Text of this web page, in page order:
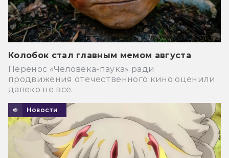
Колобок стал главным мемом августа
Перенос «Человека-паука» ради
продвижения отечественного кино оценили
далеко не все.
Новости